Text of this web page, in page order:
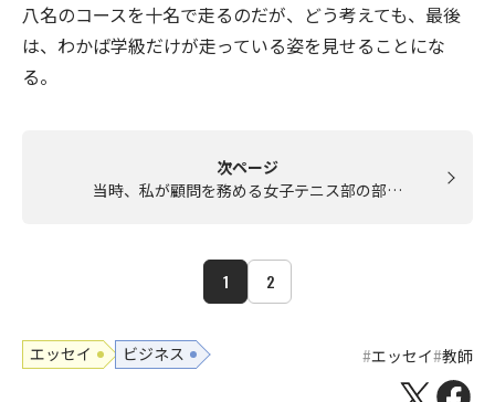
八名のコースを十名で走るのだが、どう考えても、最後
は、わかば学級だけが走っている姿を見せることにな
る。
次ページ
当時、私が顧問を務める女子テニス部の部…
1 2
エッセイ ビジネス エッセイ 教師